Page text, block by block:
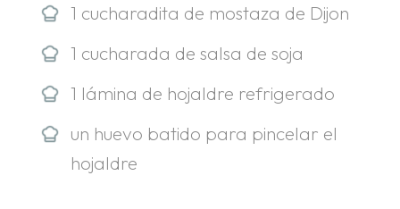
1 cucharadita de mostaza de Dijon
1 cucharada de salsa de soja
1 lámina de hojaldre refrigerado
un huevo batido para pincelar el
hojaldre